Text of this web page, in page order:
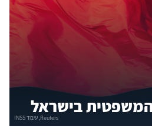
המשפטית בישראל